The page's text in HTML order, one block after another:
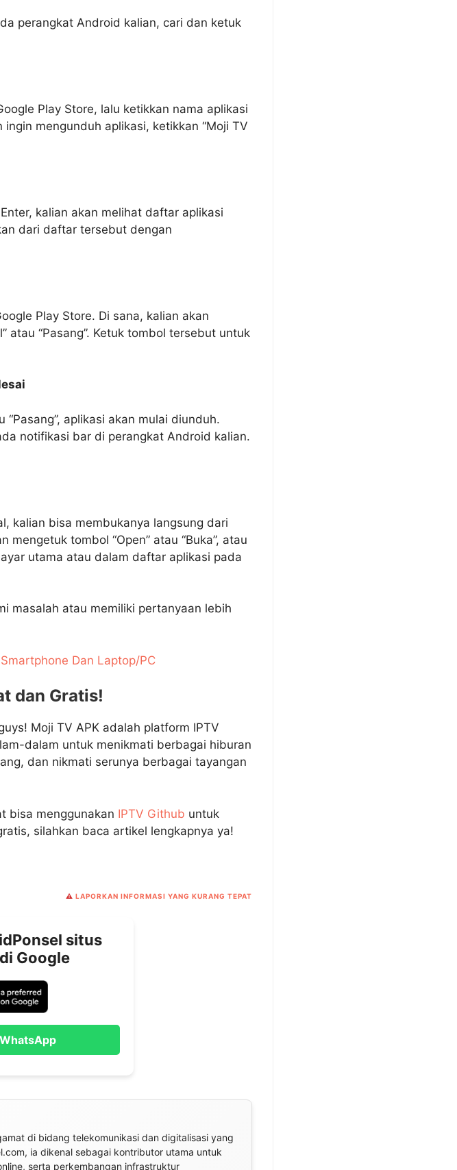
perangkat Android kalian, cari dan ketuk
Play Store, lalu ketikkan nama aplikasi
mengunduh aplikasi, ketikkan “Moji TV
kalian akan melihat daftar aplikasi
dari daftar tersebut dengan
Play Store. Di sana, kalian akan
atau “Pasang”. Ketuk tombol tersebut untuk
aplikasi akan mulai diunduh.
notifikasi bar di perangkat Android kalian.
kalian bisa membukanya langsung dari
tombol “Open” atau “Buka”, atau
utama atau dalam daftar aplikasi pada
masalah atau memiliki pertanyaan lebih
Dan Laptop/PC
dan Gratis!
Moji TV APK adalah platform IPTV
dalam untuk menikmati berbagai hiburan
dan nikmati serunya berbagai tayangan
bisa menggunakan IPTV Github untuk
silahkan baca artikel lengkapnya ya!
⚠️ LAPORKAN INFORMASI YANG KURANG TEPAT
situs
Google
di bidang telekomunikasi dan digitalisasi yang
ia dikenal sebagai kontributor utama untuk
serta perkembangan infrastruktur